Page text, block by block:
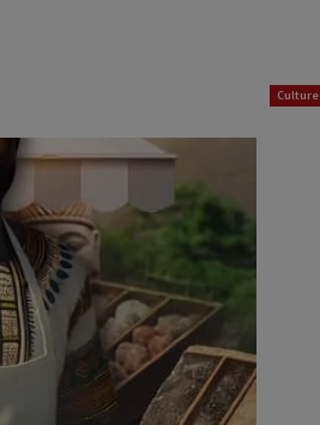
Culture